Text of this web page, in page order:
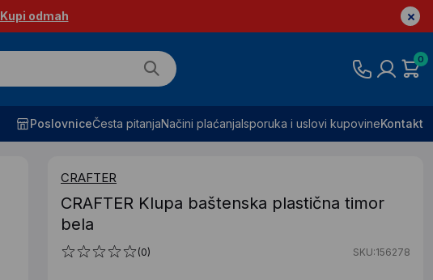
Kupi odmah
0
PoslovniceČesta pitanjaNačini plaćanjaIsporuka i uslovi kupovineKontakt
CRAFTER
CRAFTER Klupa baštenska plastična timor
bela
(0) SKU:156278